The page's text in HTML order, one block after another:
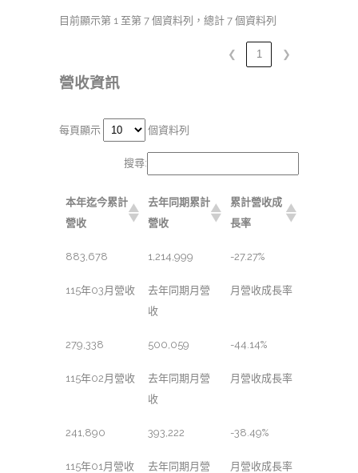
目前顯示第 1 至第 7 個資料列，總計 7 個資料列
❮ 1 ❯
營收資訊
每頁顯示 個資料列
搜尋:
本年迄今累計
營收
去年同期累計
營收
累計營收成
長率
883,678 1,214,999 -27.27%
115年03月營收
去年同期月營
收
月營收成長率
279,338 500,059 -44.14%
115年02月營收
去年同期月營
收
月營收成長率
241,890 393,222 -38.49%
115年01月營收
去年同期月營
月營收成長率